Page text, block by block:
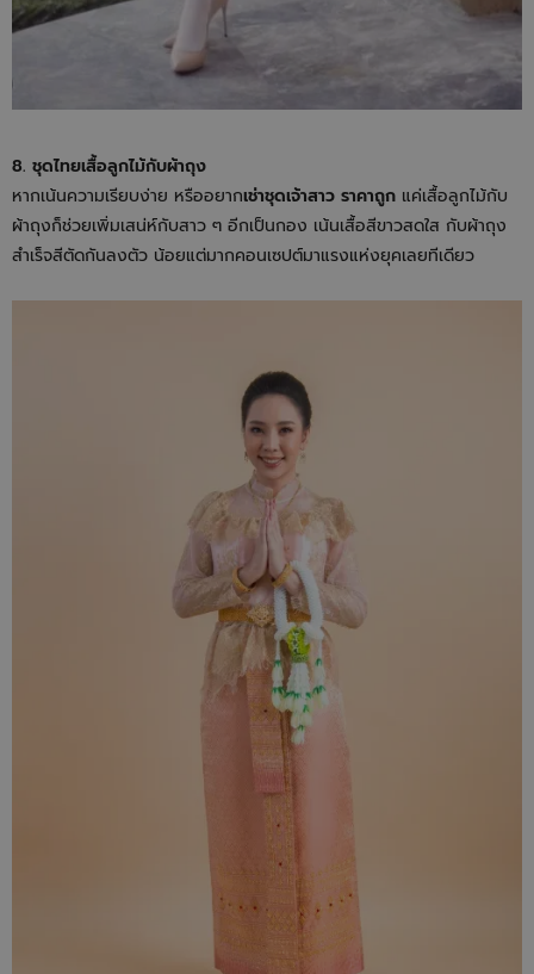
8. ชุดไทยเสื้อลูกไม้กับผ้าถุง
หากเน้นความเรียบง่าย หรืออยากเช่าชุดเจ้าสาว ราคาถูก แค่เสื้อลูกไม้กับ
ผ้าถุงก็ช่วยเพิ่มเสน่ห์กับสาว ๆ อีกเป็นกอง เน้นเสื้อสีขาวสดใส กับผ้าถุง
สำเร็จสีตัดกันลงตัว น้อยแต่มากคอนเซปต์มาแรงแห่งยุคเลยทีเดียว